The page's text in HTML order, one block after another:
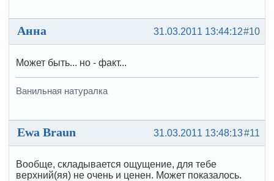
#10
31.03.2011 13:44:12
Анна
Может быть... но - факт...
Ванильная натуралка
#11
31.03.2011 13:48:13
Ewa Braun
Вообще, складывается ощущение, для тебе
верхний(яя) не очень и ценен. Может показалось.